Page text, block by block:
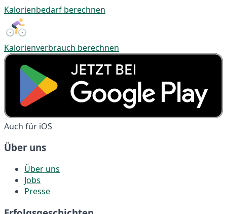
Kalorienbedarf berechnen
Kalorienverbrauch berechnen
Auch für iOS
Über uns
Über uns
Jobs
Presse